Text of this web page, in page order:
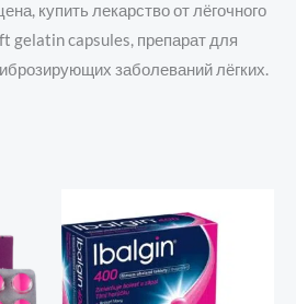
купить лекарство от лёгочного
gelatin capsules, препарат для
заболеваний лёгких.